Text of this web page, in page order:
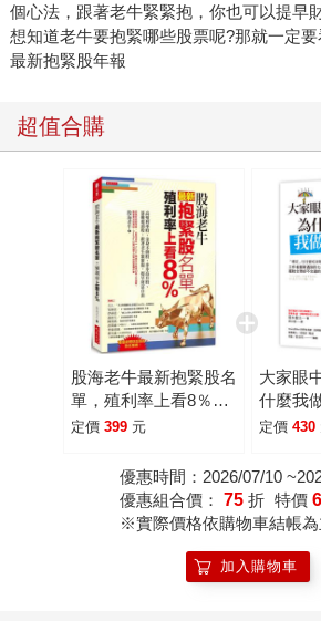
個心法，跟著老牛緊緊抱，你也可以提早
想知道老牛要抱緊哪些股票呢?那就一定
最新抱緊股年報
超值合購
股海老牛最新抱緊股名
單，殖利率上看8％：
高殖利率股、金身不倒
龍頭股，跟著老牛緊緊
抱，提早財富自由
定價 399 元
大家眼
什麼我
「穩定
開？工
七種「
破解，
定價 430
優惠時間：2026/07/10
優惠組合價： 75 折 特價
※實際價格依購物車結帳為
加入購物車